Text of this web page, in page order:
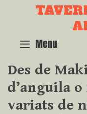
Menu
Des de
d’anguila
variats de